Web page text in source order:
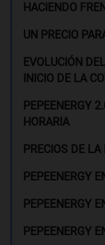
HACIENDO
UN PRECIO
EVOLUCIÓN
INICIO DE LA
PEPEENERGY
HORARIA
PRECIOS DE
PEPEENERGY
PEPEENERGY
PEPEENERGY